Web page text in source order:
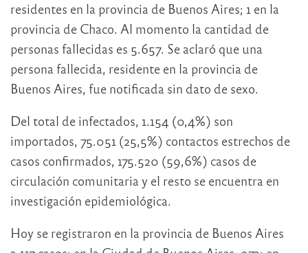
residentes en la provincia de Buenos Aires; 1 en la
provincia de Chaco. Al momento la cantidad de
personas fallecidas es 5.657. Se aclaró que una
persona fallecida, residente en la provincia de
Buenos Aires, fue notificada sin dato de sexo.
Del total de infectados, 1.154 (0,4%) son
importados, 75.051 (25,5%) contactos estrechos de
casos confirmados, 175.520 (59,6%) casos de
circulación comunitaria y el resto se encuentra en
investigación epidemiológica.
Hoy se registraron en la provincia de Buenos Aires